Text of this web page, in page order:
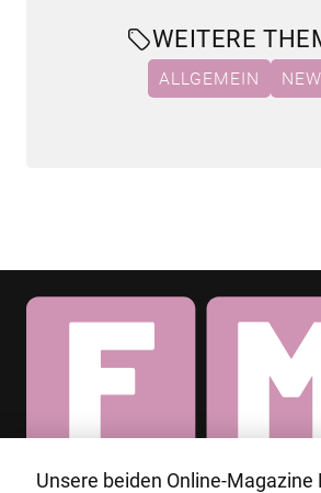
WEITERE
ALLGEMEIN
© 2026 MG Mediengruppe GmbH
Unsere beiden Online-Magazine